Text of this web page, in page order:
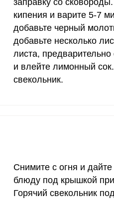
50 мкг
12 мг
1200 мкг
20 мкг
заправку со
кипения и варите 5-7
добавьте черный
добавьте несколько
листа, предварительно
и влейте лимонный
свекольник.
Снимите с огня и
блюду под крышкой
Горячий свекольник